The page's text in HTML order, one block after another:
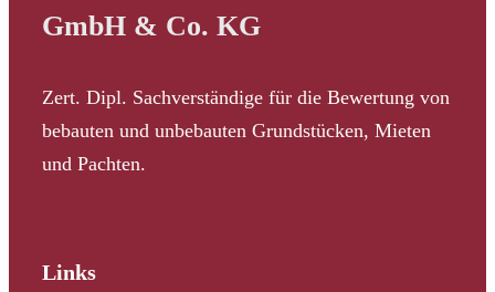
GmbH & Co. KG
Zert. Dipl. Sachverständige für die Bewertung von
bebauten und unbebauten Grundstücken, Mieten
und Pachten.
Links